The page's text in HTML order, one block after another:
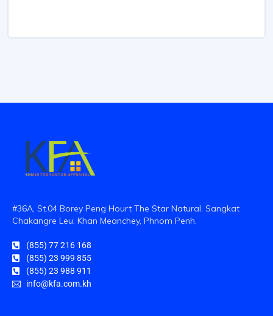
#36A, St.04 Borey Peng Hourt The Star Natural. Sangkat
Chakangre Leu, Khan Meanchey, Phnom Penh.
(855) 77 216 168
(855) 23 999 855
(855) 23 988 911
info@kfa.com.kh